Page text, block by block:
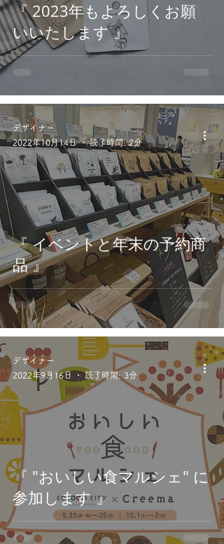
『 2023年もよろしくお願
いいたします 』
『 イベントと年末の予約商
品 』
デザイナー
2022年10月14日
読了時間: 2分
『 "おいしい食マルシェ" に
参加します 』
デザイナー
2022年9月16日
読了時間: 3分